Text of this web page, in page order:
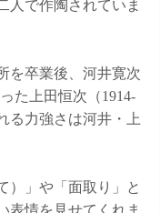
人で作陶されていま
を卒業後、河井寛次
た上田恒次（1914-
る力強さは河井・上
）」や「面取り」と
表情を見せてくれま